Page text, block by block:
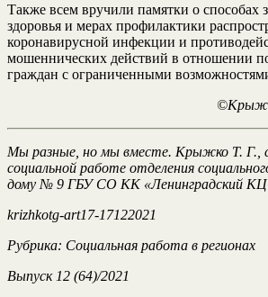
Также всем вручили памятки о способах
здоровья и мерах профилактики
коронавирусной инфекции и
мошеннических действий в отношении
граждан с ограниченными
Мы разные, но мы вместе. Крыжко Т. Г.,
социальной работе отделения
дому № 9 ГБУ СО КК «Ленинградский
krizhkotg-art17-17122021
Рубрика: Социальная работа в регионах
Выпуск 12 (64)/2021